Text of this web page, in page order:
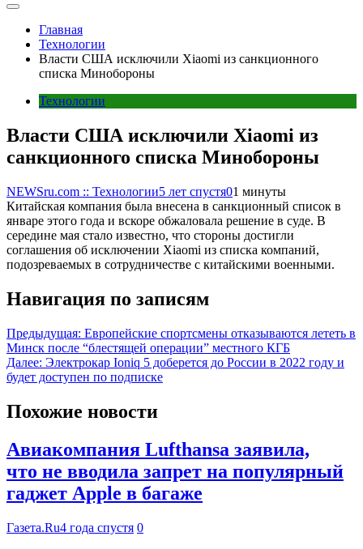
Главная
Технологии
Власти США исключили Xiaomi из санкционного
списка Минобороны
Технологии
Власти США исключили Xiaomi из
санкционного списка Минобороны
NEWSru.com :: Технологии5 лет спустя01 минуты
Китайская компания была внесена в санкционный список в
январе этого года и вскоре обжаловала решение в суде. В
середине мая стало известно, что стороны достигли
соглашения об исключении Xiaomi из списка компаний,
подозреваемых в сотрудничестве с китайскими военными.
Навигация по записям
Предыдущая: Европейские спортсмены отказываются лететь в
Минск после “блестящей операции” местного КГБ
Далее: Электрокар Ioniq 5 доберется до России в 2022 году и
будет доступен по подписке
Похожие новости
Авиакомпания Lufthansa заявила,
что не вводила запрет на популярный
гаджет Apple в багаже
Газета.Ru4 года спустя 0